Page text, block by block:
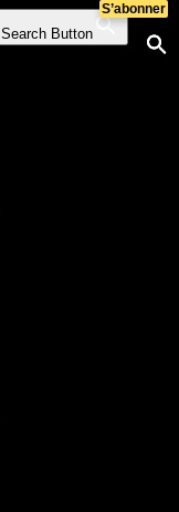
Search Button
S’abonner